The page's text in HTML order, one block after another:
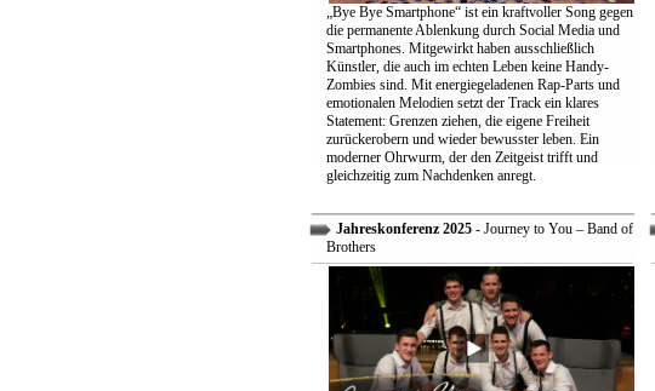
„Bye Bye Smartphone“ ist ein kraftvoller Song gegen
die permanente Ablenkung durch Social Media und
Smartphones. Mitgewirkt haben ausschließlich
Künstler, die auch im echten Leben keine Handy-
Zombies sind. Mit energiegeladenen Rap-Parts und
emotionalen Melodien setzt der Track ein klares
Statement: Grenzen ziehen, die eigene Freiheit
zurückerobern und wieder bewusster leben. Ein
moderner Ohrwurm, der den Zeitgeist trifft und
gleichzeitig zum Nachdenken anregt.
Jahreskonferenz 2025- Journey to You – Band of
Brothers